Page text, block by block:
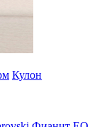
Кулон